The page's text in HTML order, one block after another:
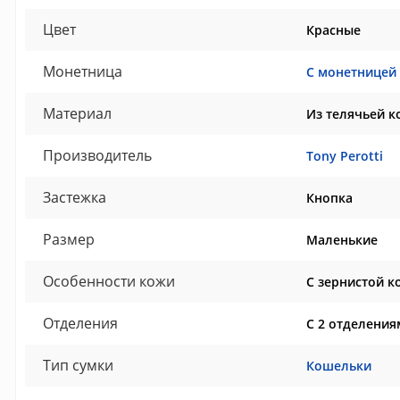
Цвет Красные
Монетница С монетницей
Материал Из телячьей
Производитель Tony Perotti
Застежка Кнопка
Размер Маленькие
Особенности кожи С зернистой
Отделения С 2
Тип сумки Кошельки